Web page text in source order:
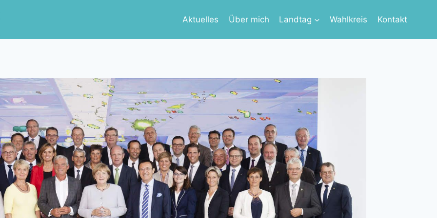
Aktuelles Über mich Landtag Wahlkreis Kontakt